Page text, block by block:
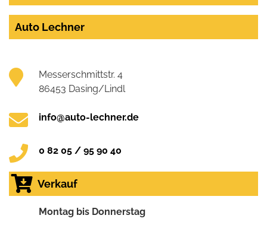
Auto Lechner
Messerschmittstr. 4
86453 Dasing/Lindl
info@auto-lechner.de
0 82 05 / 95 90 40
Verkauf
Montag bis Donnerstag